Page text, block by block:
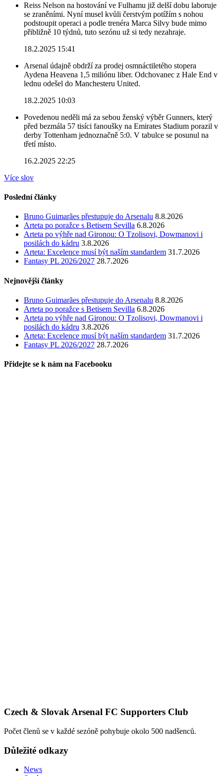
Reiss Nelson na hostování ve Fulhamu již delší dobu laboruje
se zraněními. Nyní musel kvůli čerstvým potížím s nohou
podstoupit operaci a podle trenéra Marca Silvy bude mimo
přibližně 10 týdnů, tuto sezónu už si tedy nezahraje.
18.2.2025 15:41
Arsenal údajně obdrží za prodej osmnáctiletého stopera
Aydena Heavena 1,5 miliónu liber. Odchovanec z Hale End v
lednu odešel do Manchesteru United.
18.2.2025 10:03
Povedenou neděli má za sebou ženský výběr Gunners, který
před bezmála 57 tisíci fanoušky na Emirates Stadium porazil v
derby Tottenham jednoznačně 5:0. V tabulce se posunul na
třetí místo.
16.2.2025 22:25
Více slov
Poslední články
Bruno Guimarães přestupuje do Arsenalu 8.8.2026
Arteta po poražce s Betisem Sevilla 6.8.2026
Arteta po výhře nad Gironou: O Tzolisovi, Dowmanovi i
posilách do kádru 3.8.2026
Arteta: Excelence musí být naším standardem 31.7.2026
Fantasy PL 2026/2027 28.7.2026
Nejnovější články
Bruno Guimarães přestupuje do Arsenalu 8.8.2026
Arteta po poražce s Betisem Sevilla 6.8.2026
Arteta po výhře nad Gironou: O Tzolisovi, Dowmanovi i
posilách do kádru 3.8.2026
Arteta: Excelence musí být naším standardem 31.7.2026
Fantasy PL 2026/2027 28.7.2026
Přidejte se k nám na Facebooku
Czech & Slovak Arsenal FC Supporters Club
Počet členů se v každé sezóně pohybuje okolo 500 nadšenců.
Důležité odkazy
News